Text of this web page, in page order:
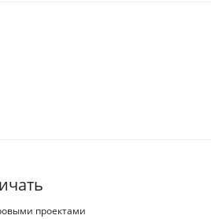
проектами